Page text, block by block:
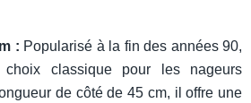
: Popularisé à la fin des années 90,
classique pour les nageurs
de côté de 45 cm, il offre une